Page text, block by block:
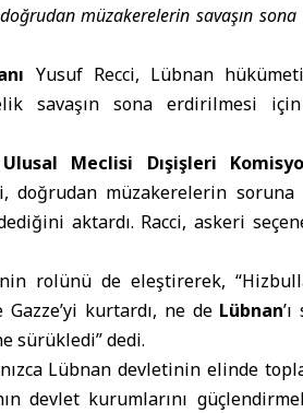
müzakerelerin savaşın
Yusuf Recci, Lübnan
savaşın sona erdirilmesi
Meclisi Dışişleri
doğrudan müzakerelerin soruna
aktardı. Racci, askeri
nin rolünü de eleştirerek,
kurtardı, ne de Lübnan
sürükledi” dedi.
Lübnan devletinin elinde
devlet kurumlarını